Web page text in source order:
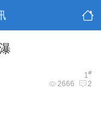
1#
2666 2